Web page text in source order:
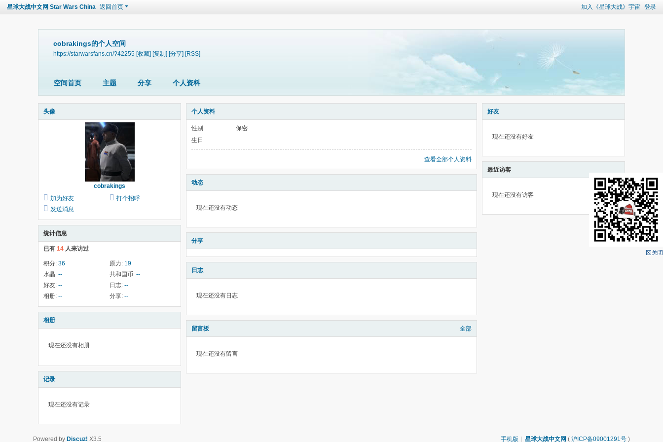
加入《星球大战》宇宙 登录
星球大战中文网 Star Wars China 返回首页
cobrakings的个人空间
https://starwarsfans.cn/?42255 [收藏] [复制] [分享] [RSS]
空间首页 主题 分享 个人资料
头像
cobrakings
加为好友
打个招呼
发送消息
统计信息
已有 14 人来访过
积分: 36 原力: 19
水晶: -- 共和国币: --
好友: -- 日志: --
相册: -- 分享: --
相册
现在还没有相册
记录
现在还没有记录
个人资料
性别
保密
生日
查看全部个人资料
动态
现在还没有动态
分享
日志
现在还没有日志
留言板 全部
现在还没有留言
好友
现在还没有好友
最近访客
现在还没有访客
手机版 星球大战中文网 ( 沪ICP备09001291号 )
Powered by Discuz! X3.5